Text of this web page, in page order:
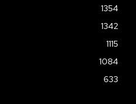
1354
1342
1115
1084
633